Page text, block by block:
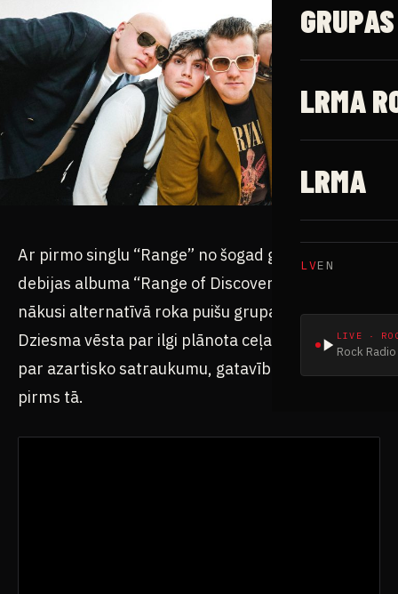
GRUPAS
LRMA
LRMA
LVEN
LIVE ·
Rock
Ar pirmo singlu “Range” no šogad gaidāmā
debijas albuma “Range of Discovery” klajā
nākusi alternatīvā roka puišu grupa “The Tunes”.
Dziesma vēsta par ilgi plānota ceļa uzsākšanu,
par azartisko satraukumu, gatavību un prieku
pirms tā.